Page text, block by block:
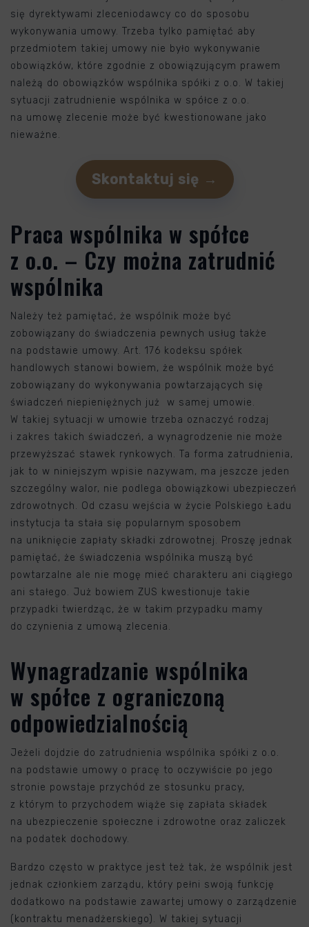
się dyrektywami zleceniodawcy co do sposobu
wykonywania umowy. Trzeba tylko pamiętać aby
przedmiotem takiej umowy nie było wykonywanie
obowiązków, które zgodnie z obowiązującym prawem
należą do obowiązków wspólnika spółki z o.o. W takiej
sytuacji zatrudnienie wspólnika w spółce z o.o.
na umowę zlecenie może być kwestionowane jako
nieważne.
Skontaktuj się →
Praca wspólnika w spółce
z o.o. – Czy można zatrudnić
wspólnika
Należy też pamiętać, że wspólnik może być
zobowiązany do świadczenia pewnych usług także
na podstawie umowy. Art. 176 kodeksu spółek
handlowych stanowi bowiem, że wspólnik może być
zobowiązany do wykonywania powtarzających się
świadczeń niepieniężnych już w samej umowie.
W takiej sytuacji w umowie trzeba oznaczyć rodzaj
i zakres takich świadczeń, a wynagrodzenie nie może
przewyższać stawek rynkowych. Ta forma zatrudnienia,
jak to w niniejszym wpisie nazywam, ma jeszcze jeden
szczególny walor, nie podlega obowiązkowi ubezpieczeń
zdrowotnych. Od czasu wejścia w życie Polskiego Ładu
instytucja ta stała się popularnym sposobem
na uniknięcie zapłaty składki zdrowotnej. Proszę jednak
pamiętać, że świadczenia wspólnika muszą być
powtarzalne ale nie mogę mieć charakteru ani ciągłego
ani stałego. Już bowiem ZUS kwestionuje takie
przypadki twierdząc, że w takim przypadku mamy
do czynienia z umową zlecenia.
Wynagradzanie wspólnika
w spółce z ograniczoną
odpowiedzialnością
Jeżeli dojdzie do zatrudnienia wspólnika spółki z o.o.
na podstawie umowy o pracę to oczywiście po jego
stronie powstaje przychód ze stosunku pracy,
z którym to przychodem wiąże się zapłata składek
na ubezpieczenie społeczne i zdrowotne oraz zaliczek
na podatek dochodowy.
Bardzo często w praktyce jest też tak, że wspólnik jest
jednak członkiem zarządu, który pełni swoją funkcję
dodatkowo na podstawie zawartej umowy o zarządzenie
(kontraktu menadżerskiego). W takiej sytuacji